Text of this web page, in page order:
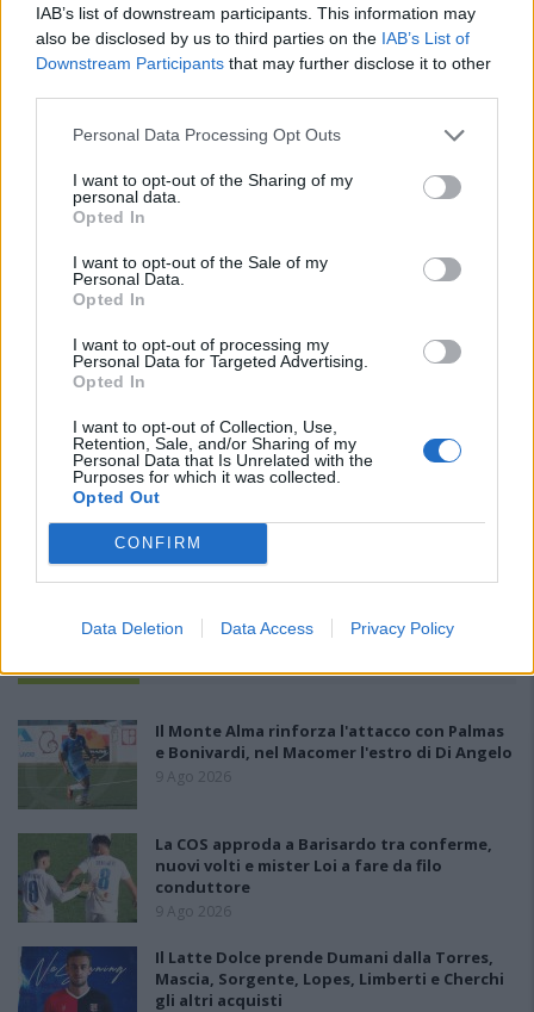
IAB’s list of downstream participants. This information may
also be disclosed by us to third parties on the IAB’s List of
Downstream Participants that may further disclose it to other
Personal Data Processing Opt Outs
I want to opt-out of the Sharing of my
personal data.
Opted In
I want to opt-out of the Sale of my
Personal Data.
Opted In
I want to opt-out of processing my
Personal Data for Targeted Advertising.
Opted In
I want to opt-out of Collection, Use,
Retention, Sale, and/or Sharing of my
Personal Data that Is Unrelated with the
Purposes for which it was collected.
Opted Out
CONFIRM
Data Deletion Data Access Privacy Policy
Il Monte Alma rinforza l'attacco con Palmas
e Bonivardi, nel Macomer l'estro di Di Angelo
9 Ago 2026
La COS approda a Barisardo tra conferme,
nuovi volti e mister Loi a fare da filo
conduttore
9 Ago 2026
Il Latte Dolce prende Dumani dalla Torres,
Mascia, Sorgente, Lopes, Limberti e Cherchi
gli altri acquisti